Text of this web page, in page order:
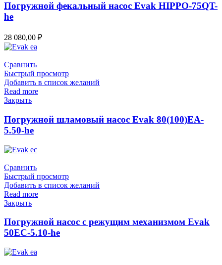
Погружной фекальный насос Evak HIPPO-75QT-
he
28 080,00 ₽
Сравнить
Быстрый просмотр
Добавить в список желаний
Read more
Закрыть
Погружной шламовый насос Evak 80(100)EA-
5.50-he
Сравнить
Быстрый просмотр
Добавить в список желаний
Read more
Закрыть
Погружной насос с режущим механизмом Evak
50EC-5.10-he